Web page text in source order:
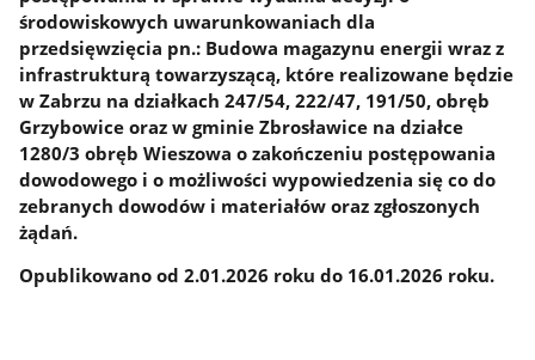
środowiskowych uwarunkowaniach dla
przedsięwzięcia pn.: Budowa magazynu energii wraz z
infrastrukturą towarzyszącą, które realizowane będzie
w Zabrzu na działkach 247/54, 222/47, 191/50, obręb
Grzybowice oraz w gminie Zbrosławice na działce
1280/3 obręb Wieszowa o zakończeniu postępowania
dowodowego i o możliwości wypowiedzenia się co do
zebranych dowodów i materiałów oraz zgłoszonych
żądań.
Opublikowano od 2.01.2026 roku do 16.01.2026 roku.